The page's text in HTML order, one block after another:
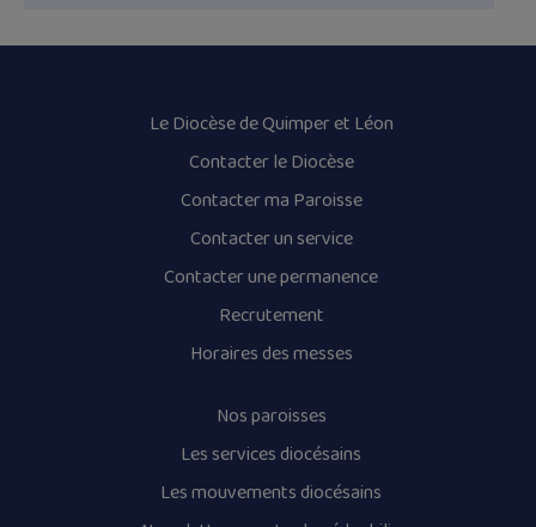
Le Diocèse de Quimper et Léon
Contacter le Diocèse
Contacter ma Paroisse
Contacter un service
Contacter une permanence
Recrutement
Horaires des messes
Nos paroisses
Les services diocésains
Les mouvements diocésains